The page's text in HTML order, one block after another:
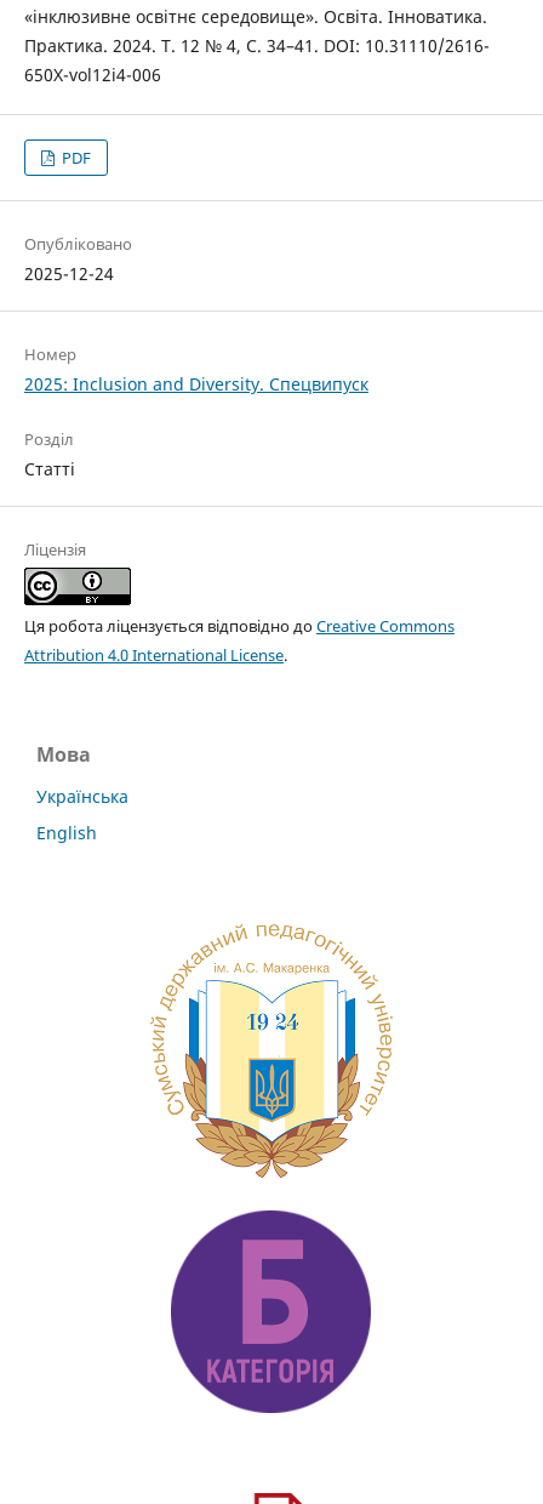
«інклюзивне освітнє середовище». Освіта. Інноватика.
Практика. 2024. Т. 12 № 4, С. 34–41. DOI: 10.31110/2616-
650X-vol12i4-006
PDF
Опубліковано
2025-12-24
Номер
2025: Inclusion and Diversity. Спецвипуск
Розділ
Статті
Ліцензія
Ця робота ліцензується відповідно доCreative Commons
Attribution 4.0 International License.
Мова
Українська
English